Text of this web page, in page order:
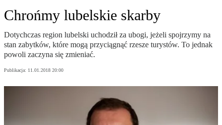
Chrońmy lubelskie skarby
Dotychczas region lubelski uchodził za ubogi, jeżeli spojrzymy na
stan zabytków, które mogą przyciągnąć rzesze turystów. To jednak
powoli zaczyna się zmieniać.
Publikacja: 11.01.2018 20:00